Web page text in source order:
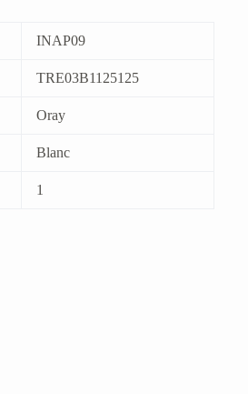
INAP09
TRE03B1125125
Oray
Blanc
1